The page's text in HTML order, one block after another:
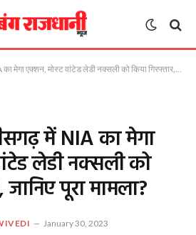
एक्शन, मोस्ट वांटेड लेडी नक्सली को किया गिरफ्तार, जानिए पूरा मामला?
में NIA का मेगा
लेडी नक्सली को
पूरा मामला?
January 30, 2023